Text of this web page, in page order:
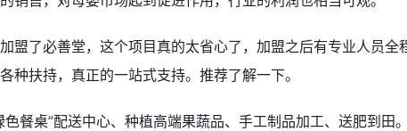
盟了必善堂，这个项目真的太省心了，加盟之后有专业人员全
种扶持，真正的一站式支持。推荐了解一下。
餐桌”配送中心、种植高端果蔬品、手工制品加工、送肥到田。